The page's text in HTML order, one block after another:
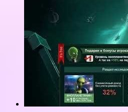
КАК ЗАРАБОТАТЬ
ВЛОЖЕНИЙ.2019 года